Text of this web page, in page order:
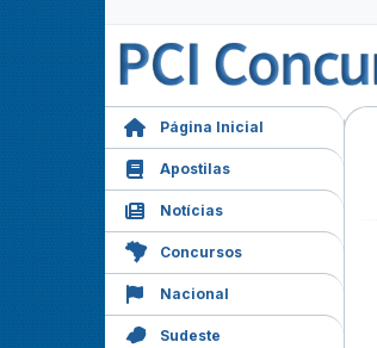
Página Inicial
Apostilas
Notícias
Concursos
Nacional
Sudeste